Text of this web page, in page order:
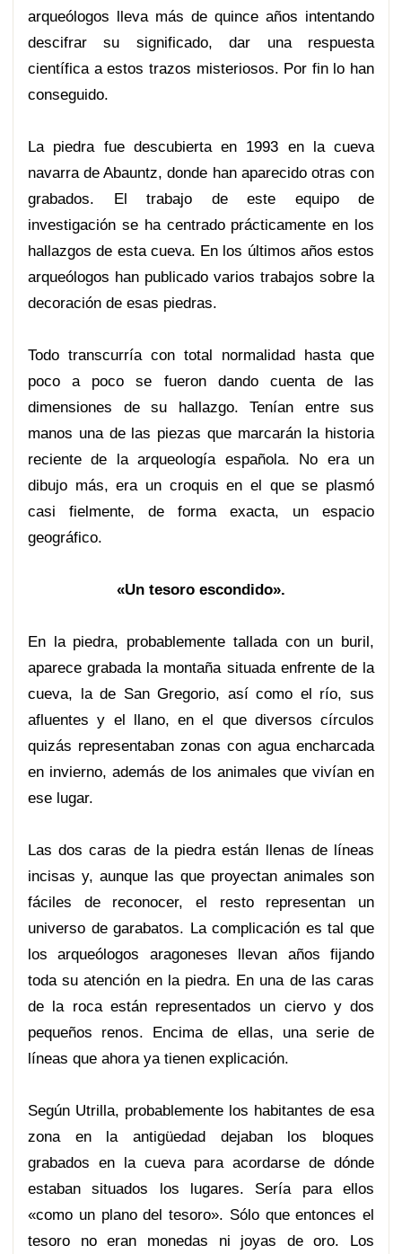
arqueólogos lleva más de quince años intentando
descifrar su significado, dar una respuesta
científica a estos trazos misteriosos. Por fin lo han
conseguido.
La piedra fue descubierta en 1993 en la cueva
navarra de Abauntz, donde han aparecido otras con
grabados. El trabajo de este equipo de
investigación se ha centrado prácticamente en los
hallazgos de esta cueva. En los últimos años estos
arqueólogos han publicado varios trabajos sobre la
decoración de esas piedras.
Todo transcurría con total normalidad hasta que
poco a poco se fueron dando cuenta de las
dimensiones de su hallazgo. Tenían entre sus
manos una de las piezas que marcarán la historia
reciente de la arqueología española. No era un
dibujo más, era un croquis en el que se plasmó
casi fielmente, de forma exacta, un espacio
geográfico.
«Un tesoro escondido».
En la piedra, probablemente tallada con un buril,
aparece grabada la montaña situada enfrente de la
cueva, la de San Gregorio, así como el río, sus
afluentes y el llano, en el que diversos círculos
quizás representaban zonas con agua encharcada
en invierno, además de los animales que vivían en
ese lugar.
Las dos caras de la piedra están llenas de líneas
incisas y, aunque las que proyectan animales son
fáciles de reconocer, el resto representan un
universo de garabatos. La complicación es tal que
los arqueólogos aragoneses llevan años fijando
toda su atención en la piedra. En una de las caras
de la roca están representados un ciervo y dos
pequeños renos. Encima de ellas, una serie de
líneas que ahora ya tienen explicación.
Según Utrilla, probablemente los habitantes de esa
zona en la antigüedad dejaban los bloques
grabados en la cueva para acordarse de dónde
estaban situados los lugares. Sería para ellos
«como un plano del tesoro». Sólo que entonces el
tesoro no eran monedas ni joyas de oro. Los